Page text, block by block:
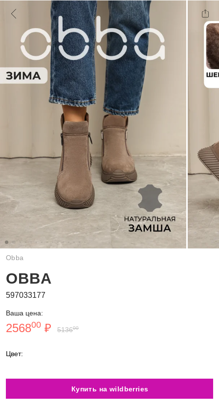
Obba
OBBA
597033177
Ваша цена:
256800 ₽ 513600
Цвет:
Купить на wildberries